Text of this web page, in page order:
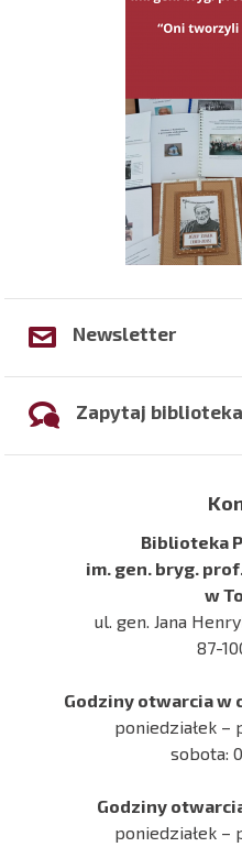
Newsletter
Zapytaj
Biblioteka
im. gen. bryg.
w
ul. gen. Jana
87-
Godziny otwarcia w
poniedziałek –
sobota:
Godziny
poniedziałek –